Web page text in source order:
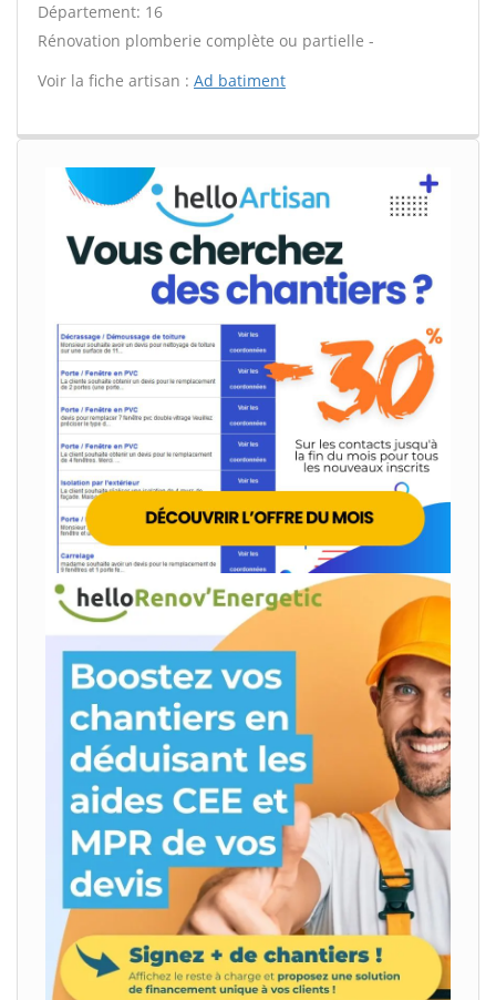
Département: 16
Rénovation plomberie complète ou partielle -
Voir la fiche artisan : Ad batiment